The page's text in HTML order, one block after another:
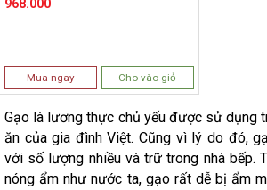
968.000
Mua ngay Cho vào giỏ
Gạo là lương thực chủ yếu được sử dụng
ăn của gia đình Việt. Cũng vì lý do đó,
với số lượng nhiều và trữ trong nhà bếp.
nóng ẩm như nước ta, gạo rất dễ bị ẩm